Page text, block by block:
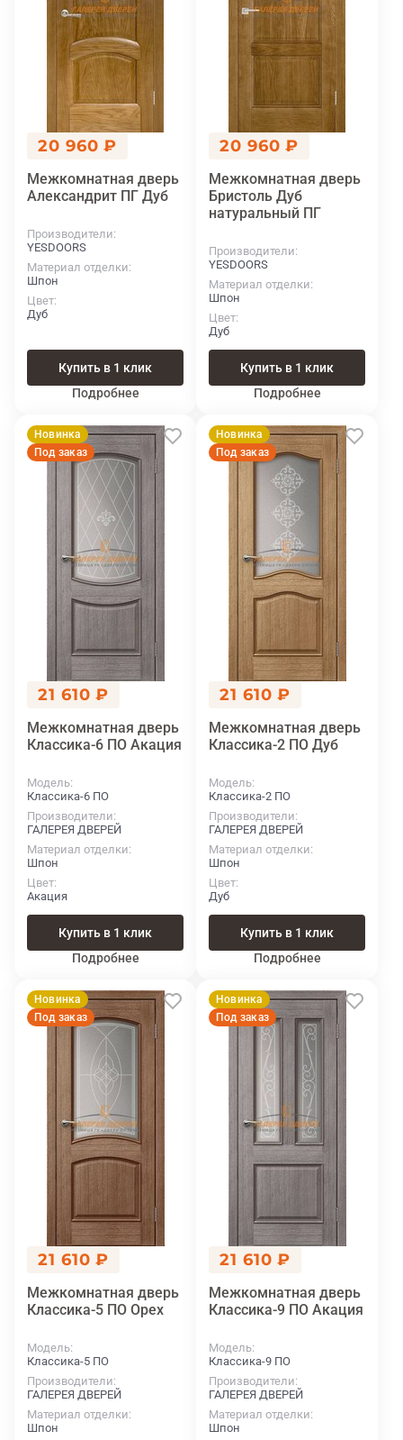
20 960 ₽
Межкомнатная дверь
Александрит ПГ Дуб
Производители
YESDOORS
Материал отделки
Шпон
Цвет
Дуб
Купить в 1 клик
Подробнее
20 960 ₽
Межкомнатная дверь
Бристоль Дуб
натуральный ПГ
Производители
YESDOORS
Материал отделки
Шпон
Цвет
Дуб
Купить в 1 клик
Подробнее
Новинка
Под заказ
21 610 ₽
Межкомнатная дверь
Классика-6 ПО Акация
Модель
Классика-6 ПО
Производители
ГАЛЕРЕЯ ДВЕРЕЙ
Материал отделки
Шпон
Цвет
Акация
Купить в 1 клик
Подробнее
Новинка
Под заказ
21 610 ₽
Межкомнатная дверь
Классика-2 ПО Дуб
Модель
Классика-2 ПО
Производители
ГАЛЕРЕЯ ДВЕРЕЙ
Материал отделки
Шпон
Цвет
Дуб
Купить в 1 клик
Подробнее
Новинка
Под заказ
21 610 ₽
Межкомнатная дверь
Классика-5 ПО Орех
Модель
Классика-5 ПО
Производители
ГАЛЕРЕЯ ДВЕРЕЙ
Материал отделки
Шпон
Новинка
Под заказ
21 610 ₽
Межкомнатная дверь
Классика-9 ПО Акация
Модель
Классика-9 ПО
Производители
ГАЛЕРЕЯ ДВЕРЕЙ
Материал отделки
Шпон